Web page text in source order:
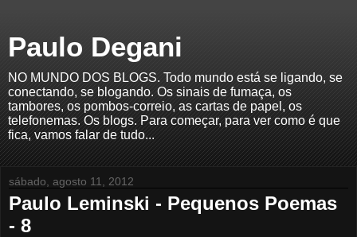
Paulo Degani
NO MUNDO DOS BLOGS. Todo mundo está se ligando, se
conectando, se blogando. Os sinais de fumaça, os
tambores, os pombos-correio, as cartas de papel, os
telefonemas. Os blogs. Para começar, para ver como é que
fica, vamos falar de tudo...
sábado, agosto 11, 2012
Paulo Leminski - Pequenos Poemas
- 8